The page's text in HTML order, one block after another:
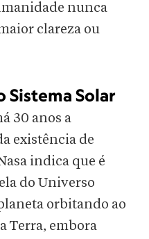
nunca
clareza ou
Sistema Solar
30 anos a
existência de
indica que é
do Universo
orbitando ao
Terra, embora